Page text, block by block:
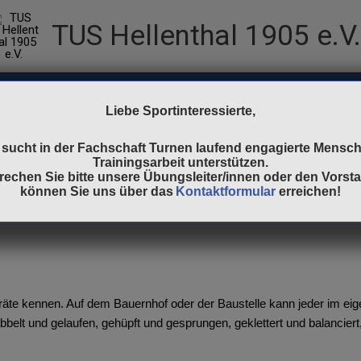
TUS Hellenthal 1905 e.V.
kennen. Auf dem Bauernhof oder der Baustelle kann jeder im
und gelaufen, gehüpft und gesprungen, geklettert und
Liebe Sportinteressierte,
in der Fachschaft Turnen laufend engagierte
Trainingsarbeit unterstützen.
Sie bitte unsere Übungsleiter/innen oder den
können Sie uns über das Kontaktformular erreichen!